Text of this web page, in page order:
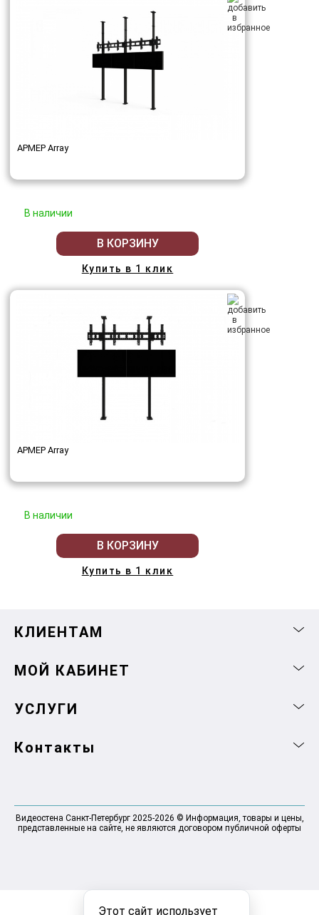
Этот сайт использует
АРМЕР Array
В наличии
В КОРЗИНУ
Купить в 1 клик
АРМЕР Array
В наличии
В КОРЗИНУ
Купить в 1 клик
КЛИЕНТАМ
МОЙ КАБИНЕТ
УСЛУГИ
Контакты
Видеостена Санкт-Петербург 2025-2026 © Информация, товары и цены,
представленные на сайте, не являются договором публичной оферты